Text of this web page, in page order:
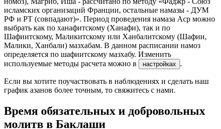
исламских организаций Франции, остальные намазы - ДУМ
РФ и РТ (совпадают)». Период проведения намаза Аср можно
выбрать как по ханафитскому (Ханафи), так и по
Шафиитскому, Маликитскому или Ханбалитскому (Шафии,
Малики, Ханбали) мазхабам. В данном расписании намоз
определяется по шафиитскому мазхабу. Изменить
используемые методы расчета можно в
настройках .
Если вы хотите поучаствовать в наблюдениях и сделать наш
график азанов более точным, то свяжитесь с нами.
Время обязательных и добровольных
молитв в Баклаши